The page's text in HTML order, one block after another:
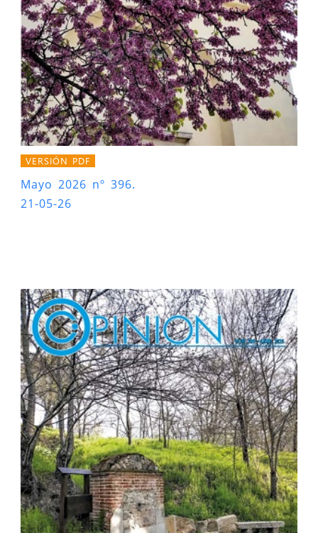
VERSIÓN PDF
Mayo 2026 nº 396.
21-05-26